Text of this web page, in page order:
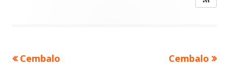
投前
Cembalo
次
Cembalo